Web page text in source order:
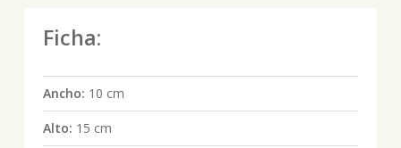
Ficha:
Ancho: 10 cm
Alto: 15 cm